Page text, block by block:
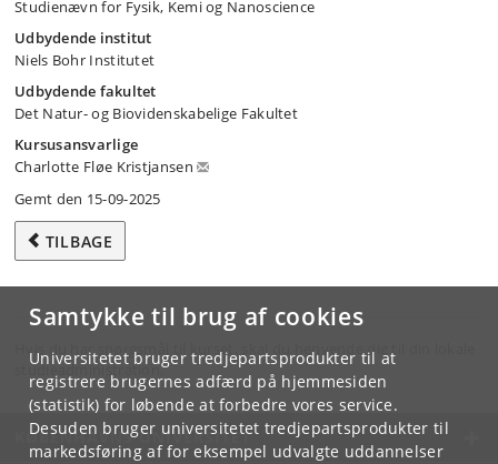
Samtykke til brug af cookies
Universitetet bruger tredjepartsprodukter til at
registrere brugernes adfærd på hjemmesiden
(statistik) for løbende at forbedre vores service.
Desuden bruger universitetet tredjepartsprodukter til
markedsføring af for eksempel udvalgte uddannelser
Studienævn for Fysik, Kemi og Nanoscience
Udbydende institut
Niels Bohr Institutet
Udbydende fakultet
Det Natur- og Biovidenskabelige Fakultet
Kursusansvarlige
Charlotte Fløe Kristjansen
Gemt den 15-09-2025
TILBAGE
Hvis du har spørgsmål til kurset, skal du henvende dig til din lokale
studieadministration.
KØBENHAVNS UNIVERSITET